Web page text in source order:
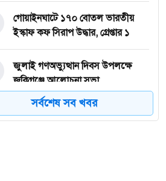
গোয়াইনঘাটে ১৭০ বোতল ভারতীয়
ইস্কাফ কফ সিরাপ উদ্ধার, গ্রেপ্তার ১
জুলাই গণঅভ্যুত্থান দিবস উপলক্ষে
জকিগঞ্জে আলোচনা সভা
জকিগঞ্জে নিরাপদ ও টেকসই কৃষি
সর্বশেষ সব খবর